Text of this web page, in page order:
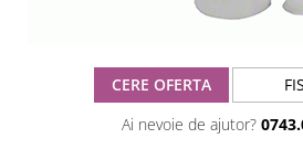
CERE OFERTA
Ai nevoie de ajutor?